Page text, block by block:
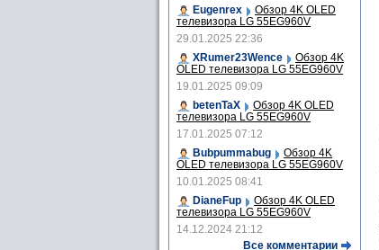
Eugenrex
Обзор 4K OLED
телевизора LG 55EG960V
29.01.2025 22:36
XRumer23Wence
Обзор 4K
OLED телевизора LG 55EG960V
19.01.2025 09:09
betenTaX
Обзор 4K OLED
телевизора LG 55EG960V
17.01.2025 07:12
Bubpummabug
Обзор 4K
OLED телевизора LG 55EG960V
10.01.2025 08:41
DianeFup
Обзор 4K OLED
телевизора LG 55EG960V
14.12.2024 21:12
Все комментарии